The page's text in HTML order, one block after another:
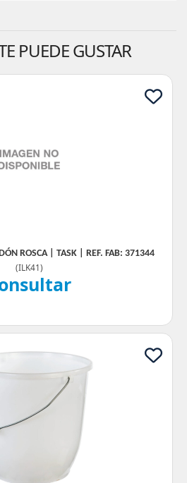
PUEDE GUSTAR
ROSCA | TASK | REF. FAB: 371344
(ILK41)